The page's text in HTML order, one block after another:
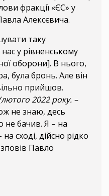
фракції «ЄС» у
Алексєвича.
таку
у рівненському
оборони]. В нього,
була бронь. Але він
прийшов.
2022 року. –
не знаю, десь
не бачив. Я – на
сході, дійсно рідко
Павло